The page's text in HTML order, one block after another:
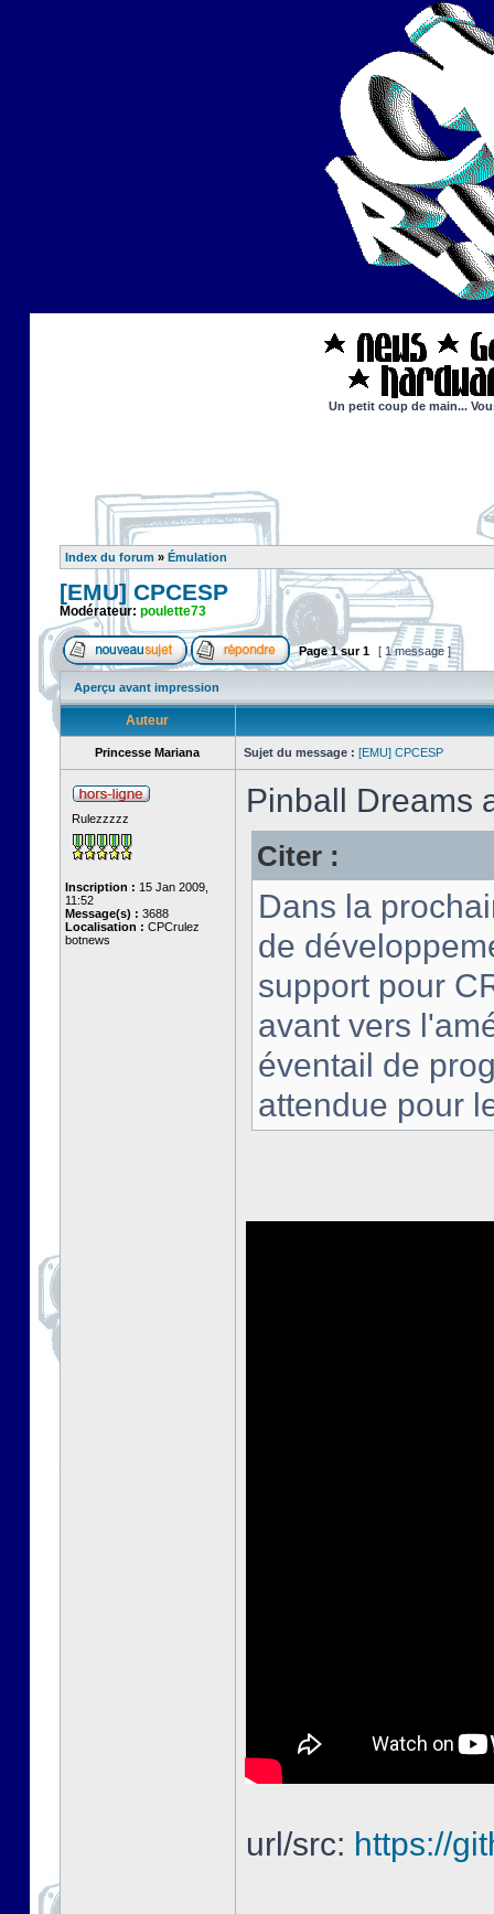
Un petit coup de main...
Index du forum » Émulation
[EMU] CPCESP
Modérateur: poulette73
Page1sur1 [ 1 message ]
Aperçu avant impression
Auteur
Princesse Mariana Sujet du message : [EMU] CPCESP
Rulezzzzz
Inscription : 15 Jan 2009,
11:52
Message(s) : 3688
Localisation : CPCrulez
botnews
Pinball Dreams
Citer :
Dans la
de
support pour
avant vers
éventail de
attendue pour
url/src: https://